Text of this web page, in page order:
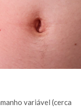
variável (cerca